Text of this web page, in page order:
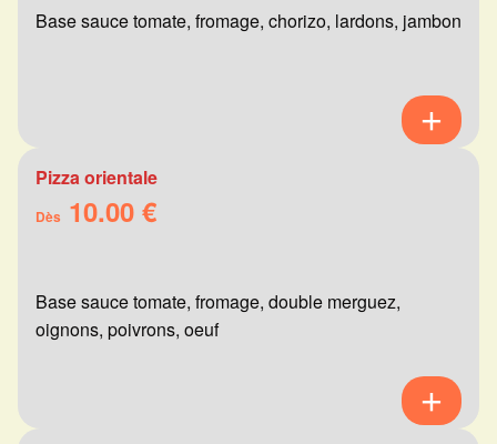
Base sauce tomate, fromage, chorizo, lardons, jambon
Pizza orientale
Dès 10.00 €
Base sauce tomate, fromage, double merguez,
oignons, poivrons, oeuf